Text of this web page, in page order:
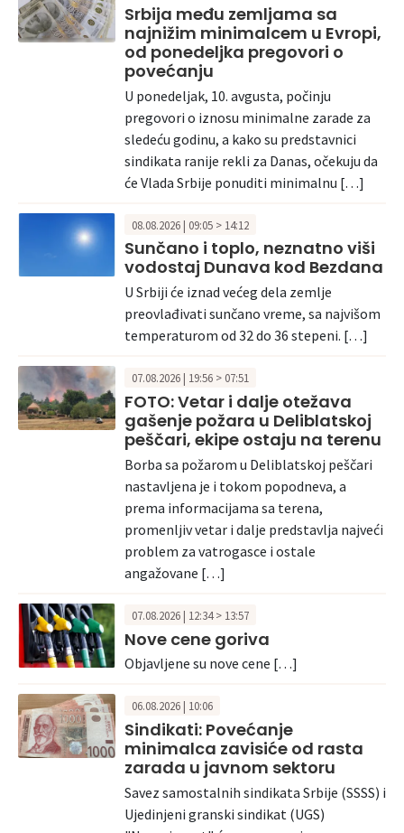
Srbija među zemljama sa
najnižim minimalcem u Evropi,
od ponedeljka pregovori o
povećanju
U ponedeljak, 10. avgusta, počinju
pregovori o iznosu minimalne zarade za
sledeću godinu, a kako su predstavnici
sindikata ranije rekli za Danas, očekuju da
će Vlada Srbije ponuditi minimalnu […]
08.08.2026 | 09:05 > 14:12
Sunčano i toplo, neznatno viši
vodostaj Dunava kod Bezdana
U Srbiji će iznad većeg dela zemlje
preovlađivati sunčano vreme, sa najvišom
temperaturom od 32 do 36 stepeni. […]
07.08.2026 | 19:56 > 07:51
FOTO: Vetar i dalje otežava
gašenje požara u Deliblatskoj
peščari, ekipe ostaju na terenu
Borba sa požarom u Deliblatskoj peščari
nastavljena je i tokom popodneva, a
prema informacijama sa terena,
promenljiv vetar i dalje predstavlja najveći
problem za vatrogasce i ostale
angažovane […]
07.08.2026 | 12:34 > 13:57
Nove cene goriva
Objavljene su nove cene […]
06.08.2026 | 10:06
Sindikati: Povećanje
minimalca zavisiće od rasta
zarada u javnom sektoru
Savez samostalnih sindikata Srbije (SSSS) i
Ujedinjeni granski sindikat (UGS)